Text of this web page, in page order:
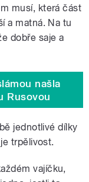
musí, která část
a matná. Na tu
dobře saje a
našla
Rusovou
jednotlivé dílky
trpělivost.
vajíčku,